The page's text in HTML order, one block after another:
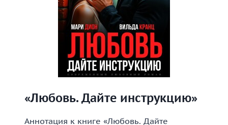
«Любовь. Дайте инструкцию»
Аннотация к книге «Любовь. Дайте